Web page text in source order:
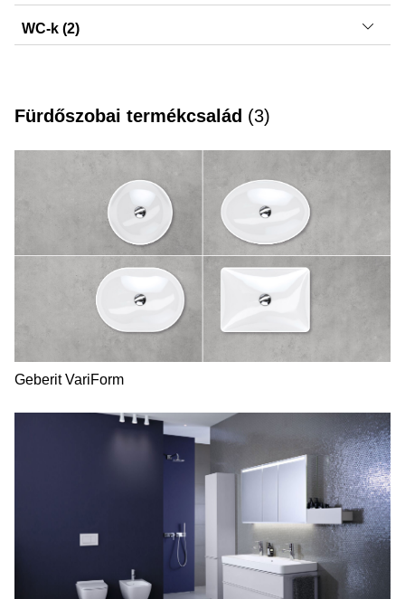
Sigma40, Sigma21, Sigma50, Sigma20, Sigma01,
Sigma30
WC-k (2)
Fürdőszobai termékcsalád (3)
Geberit VariForm